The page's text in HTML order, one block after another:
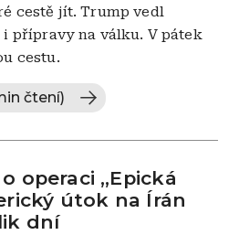
cestě jít. Trump vedl
přípravy na válku. V pátek
cestu.
čtení)
operaci „Epická
útok na Írán
dní